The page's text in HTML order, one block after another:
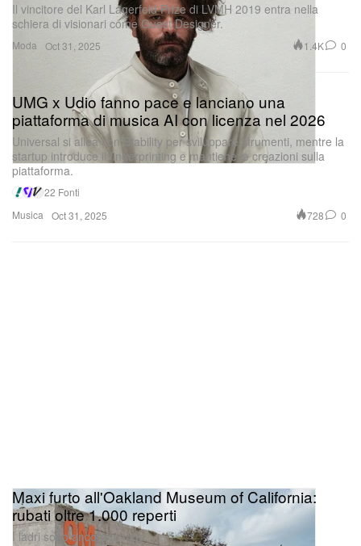
Moda
Il vincitore del Karl Lagerfeld Prize di LVMH 2019 entra nella
schiera di visionari come Guest Designer.
Oct 31, 2025 1.4K 0
Musica
UMG x Udio fanno pace e lanciano una
piattaforma di musica AI con licenza nel 2026
Universal si allea con Stability per sviluppare strumenti, mentre la
startup introduce il fingerprinting e mantiene le creazioni sulla
piattaforma.
22 Fonti
Oct 31, 2025
728 0
Maxi furto all'Oakland Museum of California:
rubati oltre 1.000 reperti
I ladri sono ancora in fuga.